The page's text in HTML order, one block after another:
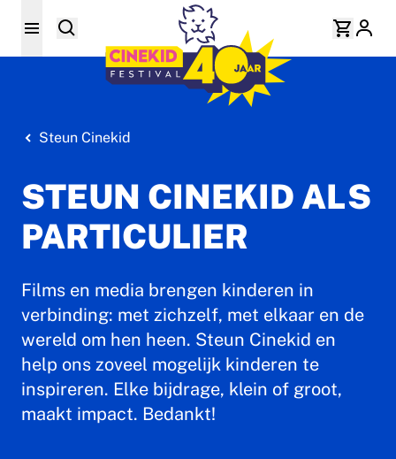
Steun Cinekid
STEUN CINEKID ALS
PARTICULIER
Films en media brengen kinderen in
verbinding: met zichzelf, met elkaar en de
wereld om hen heen. Steun Cinekid en
help ons zoveel mogelijk kinderen te
inspireren. Elke bijdrage, klein of groot,
maakt impact. Bedankt!